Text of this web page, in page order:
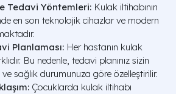
Tedavi Yöntemleri: Kulak iltihabının
en son teknolojik cihazlar ve modern
Planlaması: Her hastanın kulak
Bu nedenle, tedavi planınız sizin
ve sağlık durumunuza göre özelleştirilir.
Çocuklarda kulak iltihabı